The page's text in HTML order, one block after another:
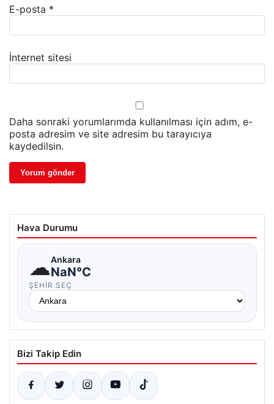
E-posta *
İnternet sitesi
Daha sonraki yorumlarımda kullanılması için adım, e-
posta adresim ve site adresim bu tarayıcıya
kaydedilsin.
Hava Durumu
☁Ankara
NaN°C
ŞEHIR SEÇ
Bizi Takip Edin